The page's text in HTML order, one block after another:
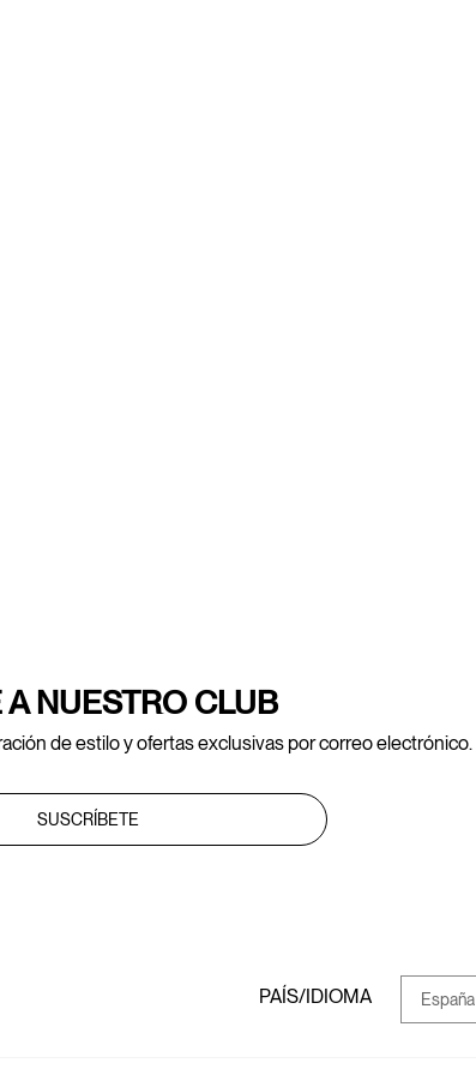
A NUESTRO CLUB
de estilo y ofertas exclusivas por correo electrónico.
SUSCRÍBETE
PAÍS/IDIOMA España